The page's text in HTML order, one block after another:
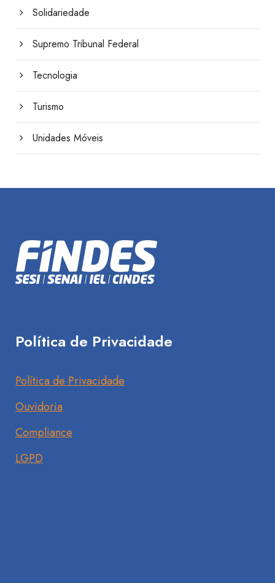
Solidariedade
Supremo Tribunal Federal
Tecnologia
Turismo
Unidades Móveis
Política de Privacidade
Política de Privacidade
Ouvidoria
Compliance
LGPD